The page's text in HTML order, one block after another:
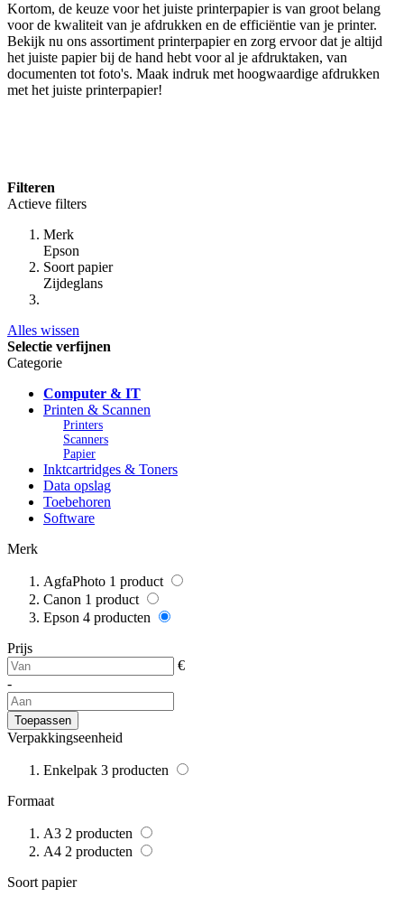
Kortom, de keuze voor het juiste printerpapier is van groot belang
voor de kwaliteit van je afdrukken en de efficiëntie van je printer.
Bekijk nu ons assortiment printerpapier en zorg ervoor dat je altijd
het juiste papier bij de hand hebt voor al je afdruktaken, van
documenten tot foto's. Maak indruk met hoogwaardige afdrukken
met het juiste printerpapier!
Filteren
Actieve filters
Merk
Epson
Soort papier
Zijdeglans
Alles wissen
Selectie verfijnen
Categorie
Computer & IT
Inktcartridges & Toners
Data opslag
Printen & Scannen
Printers
Scanners
Papier
Toebehoren
Software
Merk
AgfaPhoto 1 product
Canon 1 product
Epson 4 producten
Prijs
€
-
Toepassen
Verpakkingseenheid
Enkelpak 3 producten
Formaat
A3 2 producten
A4 2 producten
Soort papier